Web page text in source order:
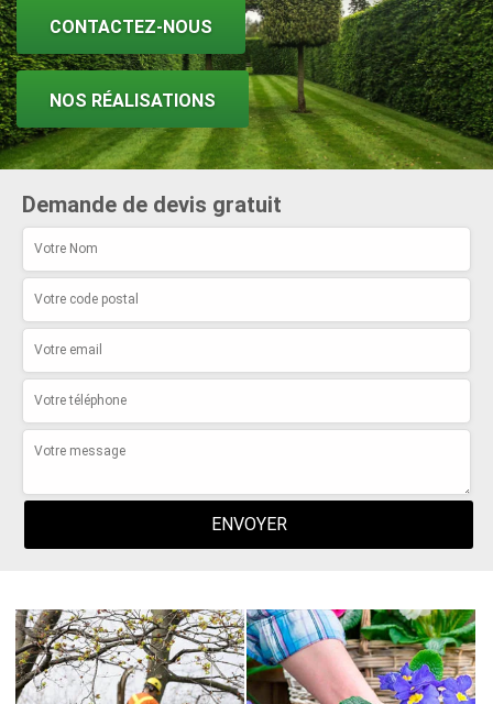
CONTACTEZ-NOUS
NOS RÉALISATIONS
Demande de devis gratuit